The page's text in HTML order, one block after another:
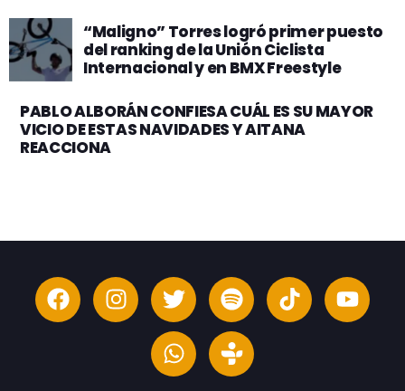
“Maligno” Torres logró primer puesto
del ranking de la Unión Ciclista
Internacional y en BMX Freestyle
PABLO ALBORÁN CONFIESA CUÁL ES SU MAYOR
VICIO DE ESTAS NAVIDADES Y AITANA
REACCIONA